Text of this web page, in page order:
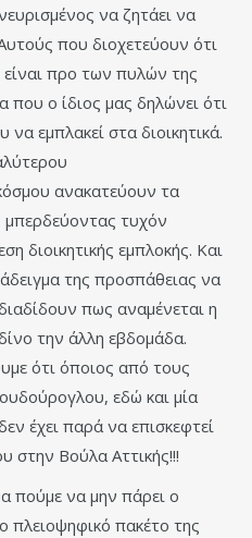
να ζητάει να
που διοχετεύουν ότι
προ των πυλών της
που ο ίδιος μας δηλώνει ότι
να εμπλακεί στα διοικητικά.
ανακατεύουν τα
μπερδεύοντας τυχόν
διοικητικής εμπλοκής. Και
της προσπάθειας να
πως αναμένεται η
την άλλη εβδομάδα.
ότι όποιος από τους
εδώ και μία
έχει παρά να επισκεφτεί
στην Βούλα Αττικής!!!
πούμε να μην πάρει ο
πακέτο της